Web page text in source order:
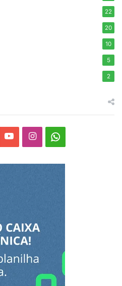
22
20
10
5
2
YouTubeInstagram